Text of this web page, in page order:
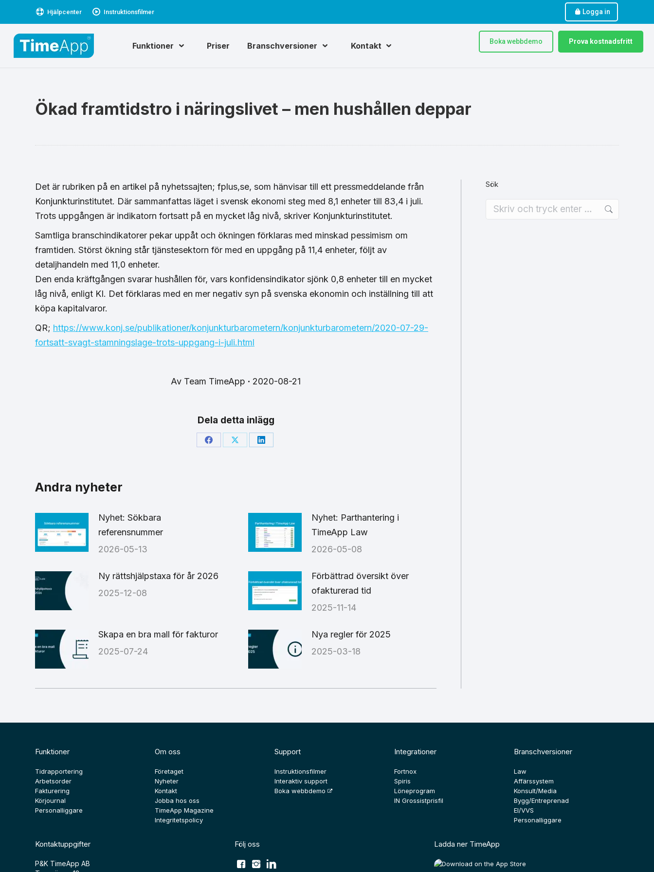
Hjälpcenter Instruktionsfilmer Logga in
Funktioner Priser Branschversioner Kontakt Boka webbdemo Prova kostnadsfritt
Ökad framtidstro i näringslivet – men hushållen deppar
Det är rubriken på en artikel på nyhetssajten; fplus,se, som hänvisar till ett pressmeddelande från
Konjunkturinstitutet. Där sammanfattas läget i svensk ekonomi steg med 8,1 enheter till 83,4 i juli.
Trots uppgången är indikatorn fortsatt på en mycket låg nivå, skriver Konjunkturinstitutet.
Samtliga branschindikatorer pekar uppåt och ökningen förklaras med minskad pessimism om
framtiden. Störst ökning står tjänstesektorn för med en uppgång på 11,4 enheter, följt av
detaljhandeln med 11,0 enheter.
Den enda kräftgången svarar hushållen för, vars konfidensindikator sjönk 0,8 enheter till en mycket
låg nivå, enligt KI. Det förklaras med en mer negativ syn på svenska ekonomin och inställning till att
köpa kapitalvaror.
QR; https://www.konj.se/publikationer/konjunkturbarometern/konjunkturbarometern/2020-07-29-
fortsatt-svagt-stamningslage-trots-uppgang-i-juli.html
Av Team TimeApp 2020-08-21
Dela detta inlägg
Share Share Share
Andra nyheter
Nyhet: Sökbara
referensnummer
2026-05-13
Nyhet: Parthantering i
TimeApp Law
2026-05-08
Ny rättshjälpstaxa för år 2026
2025-12-08
Förbättrad översikt över
ofakturerad tid
2025-11-14
Skapa en bra mall för fakturor
2025-07-24
Nya regler för 2025
2025-03-18
Sök
Funktioner
Tidrapportering
Arbetsorder
Fakturering
Körjournal
Personalliggare
Om oss
Företaget
Nyheter
Kontakt
Jobba hos oss
TimeApp Magazine
Integritetspolicy
Support
Instruktionsfilmer
Interaktiv support
Boka webbdemo
Integrationer
Fortnox
Spiris
Löneprogram
IN Grossistprisfil
Branschversioner
Law
Affärssystem
Konsult/Media
Bygg/Entreprenad
El/VVS
Personalliggare
Kontaktuppgifter
P&K TimeApp AB
Följ oss Ladda ner TimeApp